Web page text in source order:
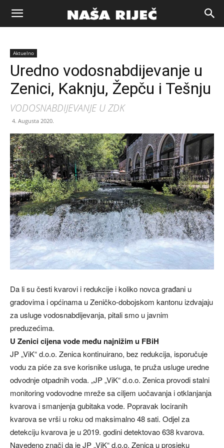
Naša
riječ
Aktuelno
Uredno vodosnabdijevanje u
Zenici, Kaknju, Žepču i Tešnju
VODOSNABDIJEVANJE U ZDK
4. Augusta 2020.
Da li su česti kvarovi i redukcije i koliko novca građani u
gradovima i općinama u Zeničko-dobojskom kantonu izdvajaju
za usluge vodosnabdijevanja, pitali smo u javnim
preduzećima.
U Zenici cijena vode među najnižim u FBiH
JP „ViK“ d.o.o. Zenica kontinuirano, bez redukcija, isporučuje
vodu za piće za sve korisnike usluga, te pruža usluge uredne
odvodnje otpadnih voda. „JP „ViK“ d.o.o. Zenica provodi stalni
monitoring vodovodne mreže sa ciljem uočavanja i otklanjanja
kvarova i smanjenja gubitaka vode. Popravak lociranih
kvarova se vrši u roku od maksimalno 48 sati. Odjel za
detekciju kvarova je u 2019. godini detektovao 638 kvarova.
Navedeno znači da je JP „ViK“ d.o.o. Zenica u prosjeku